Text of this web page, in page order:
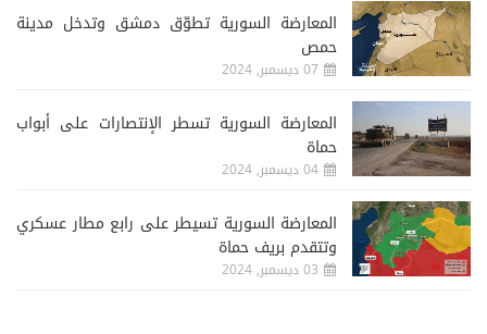
المعارضة السورية تطوّق دمشق وتدخل مدينة
حمص
07 ديسمبر, 2024
المعارضة السورية تسطر الإنتصارات على أبواب
حماة
04 ديسمبر, 2024
المعارضة السورية تسيطر على رابع مطار عسكري
وتتقدم بريف حماة
03 ديسمبر, 2024